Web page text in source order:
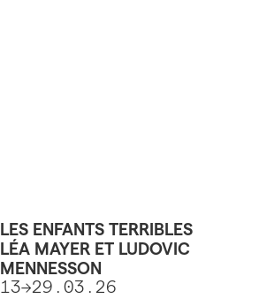
LES ENFANTS TERRIBLES
LÉA MAYER ET LUDOVIC
MENNESSON
13->29.03.26